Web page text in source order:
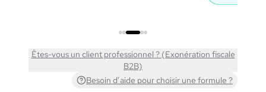
Êtes-vous un client professionnel ? (Exonération fiscale
B2B)
Besoin d’aide pour choisir une formule ?